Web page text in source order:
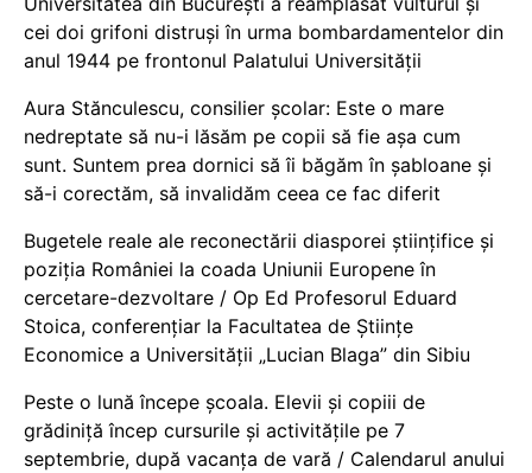
cei doi grifoni distruși în urma bombardamentelor din
anul 1944 pe frontonul Palatului Universității
Aura Stănculescu, consilier școlar: Este o mare
nedreptate să nu-i lăsăm pe copii să fie așa cum
sunt. Suntem prea dornici să îi băgăm în șabloane și
să-i corectăm, să invalidăm ceea ce fac diferit
Bugetele reale ale reconectării diasporei științifice și
poziția României la coada Uniunii Europene în
cercetare-dezvoltare / Op Ed Profesorul Eduard
Stoica, conferențiar la Facultatea de Științe
Economice a Universității „Lucian Blaga” din Sibiu
Peste o lună începe școala. Elevii și copiii de
grădiniță încep cursurile și activitățile pe 7
septembrie, după vacanța de vară / Calendarul anului